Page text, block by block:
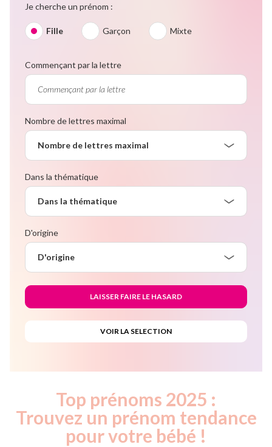
Je cherche un prénom :
Fille Garçon Mixte
Commençant par la lettre
Nombre de lettres maximal
Nombre de lettres maximal
Dans la thématique
Dans la thématique
D'origine
D'origine
Top prénoms 2025 :
Trouvez un prénom tendance
pour votre bébé !